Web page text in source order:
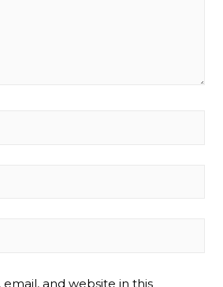
email, and website in this